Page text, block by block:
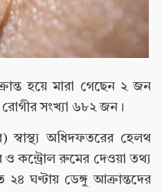
হয়ে মারা গেছেন ২ জন
রোগীর সংখ্যা ৬৮২ জন।
অধিদফতরের হেলথ
ও কন্ট্রোল রুমের দেওয়া তথ্য
ঘণ্টায় ডেঙ্গু আক্রান্তদের